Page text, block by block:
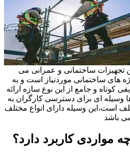
تجهیزات ساختمانی و عمرانی می
های ساختمانی موردنیاز است و به
کوتاه و جامع از این نوع سازه ارائه
وسیله ای برای دسترسی کارگران به
است،این وسیله دارای انواع مختلف
باشد
مواردی کاربرد دارد؟